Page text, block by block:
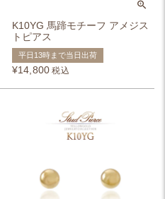
K10YG 馬蹄モチーフ アメジス
トピアス
平日13時まで当日出荷
¥14,800 税込